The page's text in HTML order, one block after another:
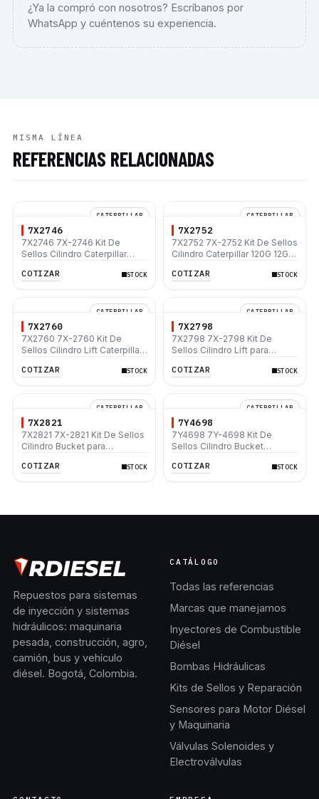
¿Ya la compró con nosotros? Escríbanos por
WhatsApp y cuéntenos su experiencia.
MISMA LÍNEA
REFERENCIAS RELACIONADAS
CATERPILLAR
7X2746
7X2746 7X-2746 Kit De
Sellos Cilindro Caterpillar
COTIZAR STOCK
CATERPILLAR
7X2752
7X2752 7X-2752 Kit De Sellos
Cilindro Caterpillar 120G 12G
COTIZAR STOCK
CATERPILLAR
7X2760
7X2760 7X-2760 Kit De
Sellos Cilindro Lift Caterpillar
12M
COTIZAR STOCK
CATERPILLAR
7X2798
7X2798 7X-2798 Kit De
Sellos Cilindro Lift para
D4H XL D5H
COTIZAR STOCK
CATERPILLAR
7X2821
7X2821 7X-2821 Kit De Sellos
Cilindro Bucket para
COTIZAR STOCK
CATERPILLAR
7Y4698
7Y4698 7Y-4698 Kit De
Sellos Cilindro Bucket
345B 345B L
COTIZAR STOCK
Repuestos para sistemas
de inyección y sistemas
hidráulicos: maquinaria
pesada, construcción, agro,
camión, bus y vehículo
diésel. Bogotá, Colombia.
CATÁLOGO
Todas las referencias
Marcas que manejamos
Inyectores de Combustible
Diésel
Bombas Hidráulicas
Kits de Sellos y Reparación
Sensores para Motor Diésel
y Maquinaria
Válvulas Solenoides y
Electroválvulas